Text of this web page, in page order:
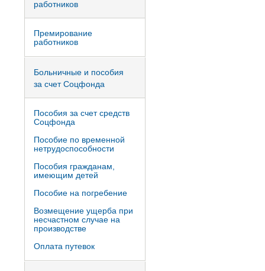
работников
Премирование
работников
Больничные и пособия
за счет Соцфонда
Пособия за счет средств
Соцфонда
Пособие по временной
нетрудоспособности
Пособия гражданам,
имеющим детей
Пособие на погребение
Возмещение ущерба при
несчастном случае на
производстве
Оплата путевок